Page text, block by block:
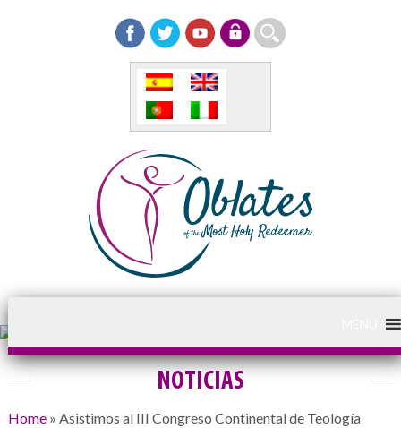
NOTICIAS
Home» Asistimos al III Congreso Continental de Teología